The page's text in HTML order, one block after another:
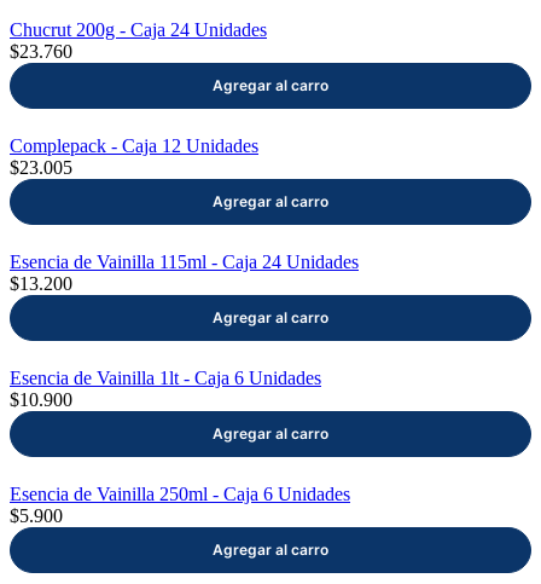
Chucrut 200g - Caja 24 Unidades
$23.760
Complepack - Caja 12 Unidades
$23.005
Esencia de Vainilla 115ml - Caja 24 Unidades
$13.200
Esencia de Vainilla 1lt - Caja 6 Unidades
$10.900
Esencia de Vainilla 250ml - Caja 6 Unidades
$5.900